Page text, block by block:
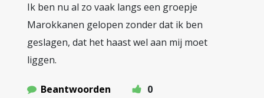
Ik ben nu al zo vaak langs een groepje
Marokkanen gelopen zonder dat ik ben
geslagen, dat het haast wel aan mij moet
liggen.
Beantwoorden
0